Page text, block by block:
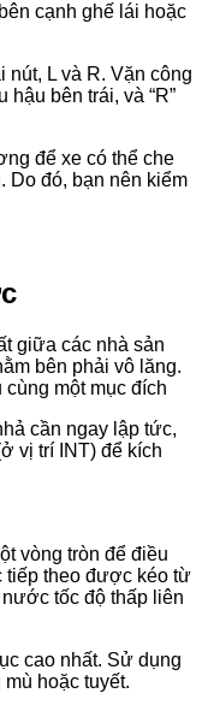
cạnh ghế lái hoặc
L và R. Vặn công
hậu bên trái, và “R”
để xe có thể che
Do đó, bạn nên kiểm
giữa các nhà sản
bên phải vô lăng.
một mục đích
cần ngay lập tức,
vị trí INT) để kích
vòng tròn để điều
tiếp theo được kéo từ
tốc độ thấp liên
cao nhất. Sử dụng
hoặc tuyết.